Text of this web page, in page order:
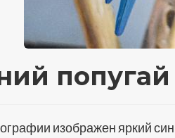
попугай
изображен яркий